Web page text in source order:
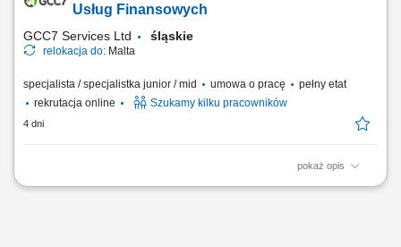
współpracy z partnerami biznesowymi. Realizacja planów
Usług Finansowych
GCC7 Services Ltd śląskie
relokacja do: Malta
specjalista / specjalistka junior / mid umowa o pracę
pełny etat
rekrutacja online
Szukamy kilku pracowników
4 dni
pokaż opis
Zakres obowiązków: Telefoniczny kontakt z klientami zainteresowanymi